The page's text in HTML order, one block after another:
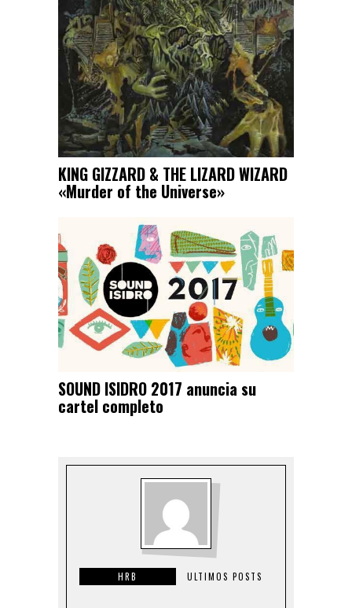
KING GIZZARD & THE LIZARD WIZARD
«Murder of the Universe»
SOUND ISIDRO 2017 anuncia su
cartel completo
HRB ULTIMOS POSTS